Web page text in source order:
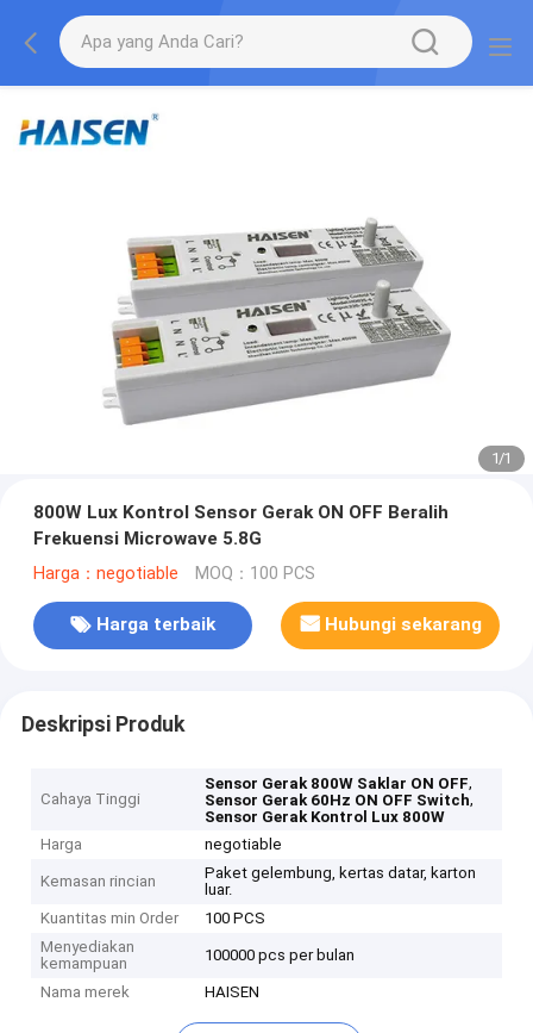
1/1
800W Lux Kontrol Sensor Gerak ON OFF Beralih
Frekuensi Microwave 5.8G
Harga：negotiable MOQ：100 PCS
Harga terbaik Hubungi sekarang
Deskripsi Produk
Cahaya Tinggi
Sensor Gerak 800W Saklar ON OFF,
Sensor Gerak 60Hz ON OFF Switch,
Sensor Gerak Kontrol Lux 800W
Harga
negotiable
Kemasan rincian
Paket gelembung, kertas datar, karton
luar.
Kuantitas min Order
100 PCS
Menyediakan
kemampuan
100000 pcs per bulan
Nama merek HAISEN